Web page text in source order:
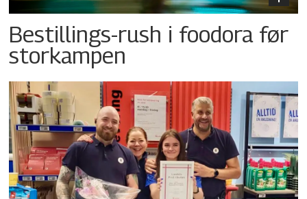
Bestillings-rush i foodora før
storkampen